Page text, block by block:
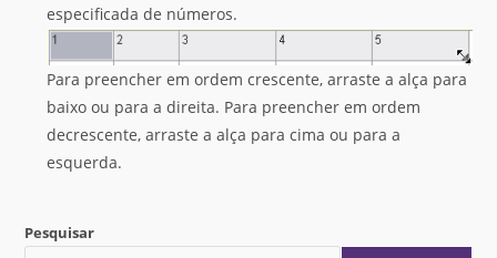
especificada de números.
Para preencher em ordem crescente, arraste a alça para
baixo ou para a direita. Para preencher em ordem
decrescente, arraste a alça para cima ou para a
esquerda.
Pesquisar